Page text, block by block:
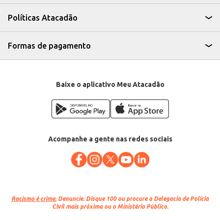
nutritiva para seus clientes ou para você.
Políticas Atacadão
Formas de pagamento
Baixe o aplicativo Meu Atacadão
Acompanhe a gente nas redes sociais
Racismo é crime. Denuncie. Disque 100 ou procure a Delegacia de Polícia
Civil mais próxima ou o Ministério Público.